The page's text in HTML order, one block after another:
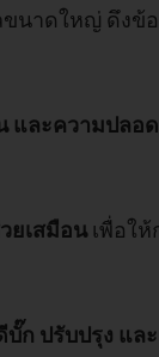
นาดใหญ่ ดึงข้
และความปลอ
ยเสมือนเพื่อให้
บั๊ก ปรับปรุง แล